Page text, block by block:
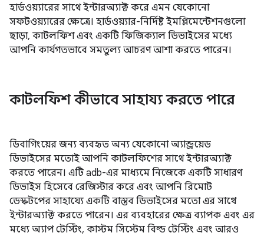
হার্ডওয়্যারের সাথে ইন্টারঅ্যাক্ট করে এমন যেকোনো
সফটওয়্যারের ক্ষেত্রে। হার্ডওয়্যার-নির্দিষ্ট ইমপ্লিমেন্টেশনগুলো
ছাড়া, কাটলফিশ এবং একটি ফিজিক্যাল ডিভাইসের মধ্যে
আপনি কার্যগতভাবে সমতুল্য আচরণ আশা করতে পারেন।
কাটলফিশ কীভাবে সাহায্য করতে পারে
ডিবাগিংয়ের জন্য ব্যবহৃত অন্য যেকোনো অ্যান্ড্রয়েড
ডিভাইসের মতোই আপনি কাটলফিশের সাথে ইন্টারঅ্যাক্ট
করতে পারেন। এটি adb-এর মাধ্যমে নিজেকে একটি সাধারণ
ডিভাইস হিসেবে রেজিস্টার করে এবং আপনি রিমোট
ডেস্কটপের সাহায্যে একটি বাস্তব ডিভাইসের মতো এর সাথে
ইন্টারঅ্যাক্ট করতে পারেন। এর ব্যবহারের ক্ষেত্র ব্যাপক এবং এর
মধ্যে অ্যাপ টেস্টিং, কাস্টম সিস্টেম বিল্ড টেস্টিং এবং আরও